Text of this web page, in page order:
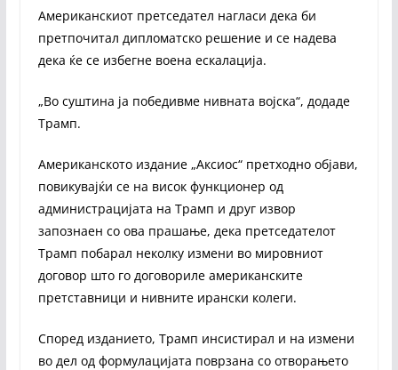
Американскиот претседател нагласи дека би
претпочитал дипломатско решение и се надева
дека ќе се избегне воена ескалација.
„Во суштина ја победивме нивната војска“, додаде
Трамп.
Американското издание „Аксиос“ претходно објави,
повикувајќи се на висок функционер од
администрацијата на Трамп и друг извор
запознаен со ова прашање, дека претседателот
Трамп побарал неколку измени во мировниот
договор што го договориле американските
претставници и нивните ирански колеги.
Според изданието, Трамп инсистирал и на измени
во дел од формулацијата поврзана со отворањето